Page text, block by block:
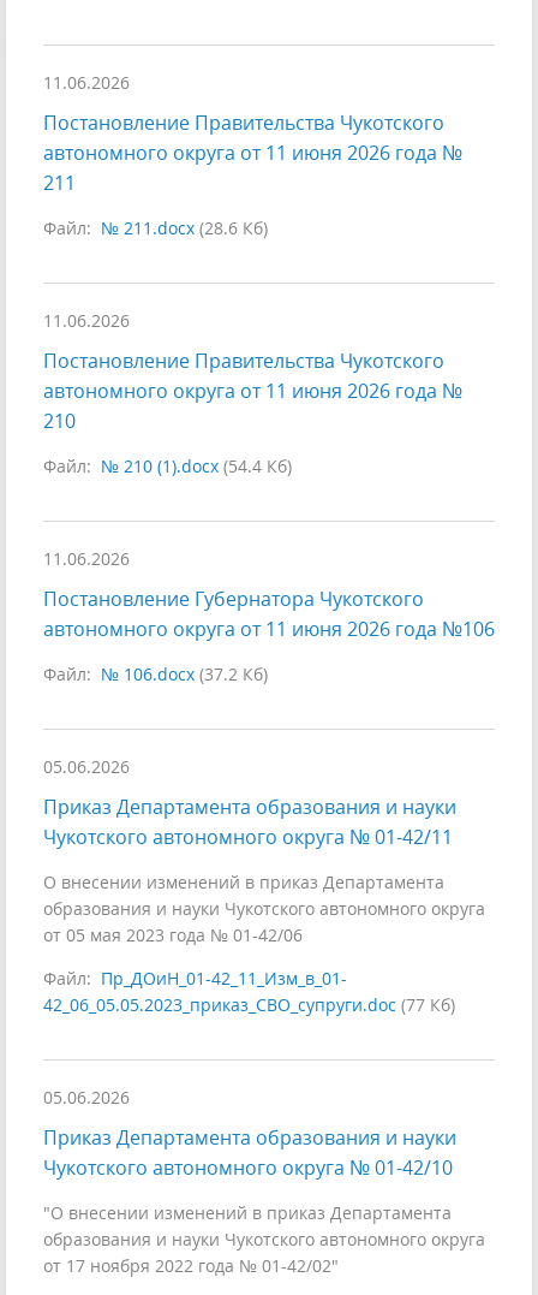
11.06.2026
Постановление Правительства Чукотского
автономного округа от 11 июня 2026 года №
211
Файл: № 211.docx (28.6 Кб)
11.06.2026
Постановление Правительства Чукотского
автономного округа от 11 июня 2026 года №
210
Файл: № 210 (1).docx (54.4 Кб)
11.06.2026
Постановление Губернатора Чукотского
автономного округа от 11 июня 2026 года №106
Файл: № 106.docx (37.2 Кб)
05.06.2026
Приказ Департамента образования и науки
Чукотского автономного округа № 01-42/11
О внесении изменений в приказ Департамента
образования и науки Чукотского автономного округа
от 05 мая 2023 года № 01-42/06
Файл: Пр_ДОиН_01-42_11_Изм_в_01-
42_06_05.05.2023_приказ_СВО_супруги.doc (77 Кб)
05.06.2026
Приказ Департамента образования и науки
Чукотского автономного округа № 01-42/10
"О внесении изменений в приказ Департамента
образования и науки Чукотского автономного округа
от 17 ноября 2022 года № 01-42/02"